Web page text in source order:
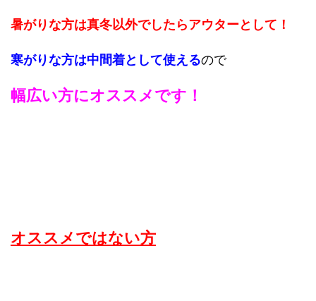
暑がりな方は真冬以外でしたらアウターとして！
寒がりな方は中間着として使えるので
幅広い方にオススメです！
オススメではない方